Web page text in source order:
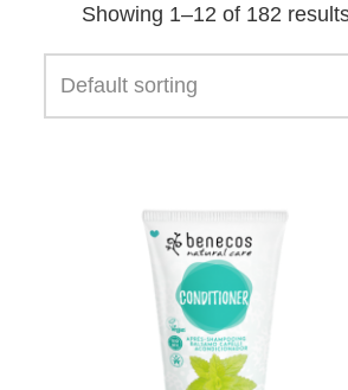
Showing 1–12 of 182